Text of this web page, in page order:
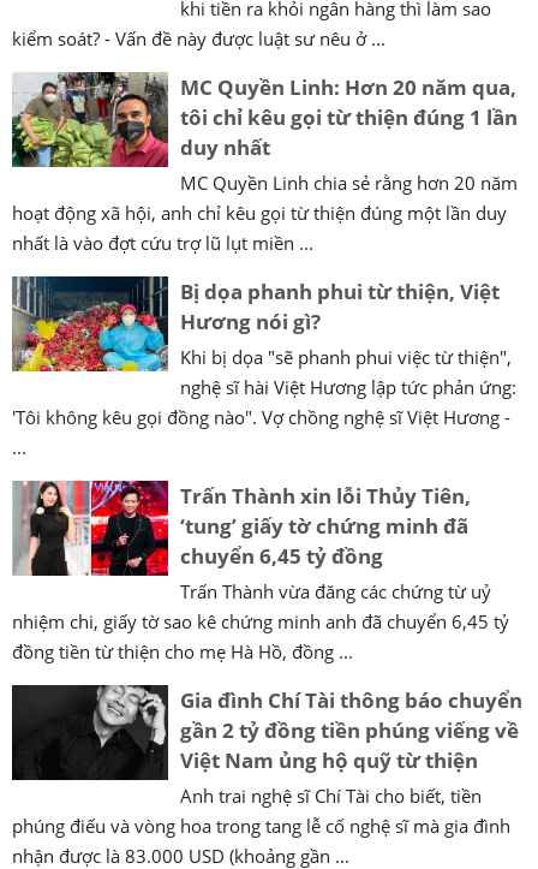
khi tiền ra khỏi ngân hàng thì làm sao
kiểm soát? - Vấn đề này được luật sư nêu ở ...
MC Quyền Linh: Hơn 20 năm qua,
tôi chỉ kêu gọi từ thiện đúng 1 lần
duy nhất
MC Quyền Linh chia sẻ rằng hơn 20 năm
hoạt động xã hội, anh chỉ kêu gọi từ thiện đúng một lần duy
nhất là vào đợt cứu trợ lũ lụt miền ...
Bị dọa phanh phui từ thiện, Việt
Hương nói gì?
Khi bị dọa "sẽ phanh phui việc từ thiện",
nghệ sĩ hài Việt Hương lập tức phản ứng:
'Tôi không kêu gọi đồng nào". Vợ chồng nghệ sĩ Việt Hương -
...
Trấn Thành xin lỗi Thủy Tiên,
‘tung’ giấy tờ chứng minh đã
chuyển 6,45 tỷ đồng
Trấn Thành vừa đăng các chứng từ uỷ
nhiệm chi, giấy tờ sao kê chứng minh anh đã chuyển 6,45 tỷ
đồng tiền từ thiện cho mẹ Hà Hồ, đồng ...
Gia đình Chí Tài thông báo chuyển
gần 2 tỷ đồng tiền phúng viếng về
Việt Nam ủng hộ quỹ từ thiện
Anh trai nghệ sĩ Chí Tài cho biết, tiền
phúng điếu và vòng hoa trong tang lễ cố nghệ sĩ mà gia đình
nhận được là 83.000 USD (khoảng gần ...